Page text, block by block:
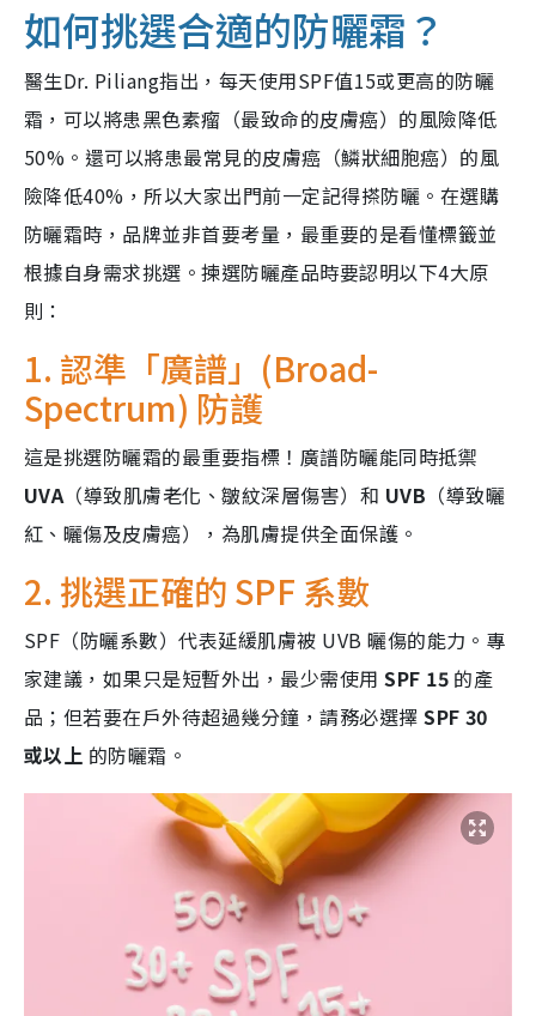
如何挑選合適的防曬霜？
醫生Dr. Piliang指出，每天使用SPF值15或更高的防曬
霜，可以將患黑色素瘤（最致命的皮膚癌）的風險降低
50%。還可以將患最常見的皮膚癌（鱗狀細胞癌）的風
險降低40%，所以大家出門前一定記得搽防曬。在選購
防曬霜時，品牌並非首要考量，最重要的是看懂標籤並
根據自身需求挑選。揀選防曬產品時要認明以下4大原
則：
1. 認準「廣譜」(Broad-
Spectrum) 防護
這是挑選防曬霜的最重要指標！廣譜防曬能同時抵禦
UVA（導致肌膚老化、皺紋深層傷害）和 UVB （導致曬
紅、曬傷及皮膚癌），為肌膚提供全面保護。
2. 挑選正確的 SPF 系數
SPF（防曬系數）代表延緩肌膚被 UVB 曬傷的能力。專
家建議，如果只是短暫外出，最少需使用SPF 15 的產
品；但若要在戶外待超過幾分鐘，請務必選擇SPF 30
或以上 的防曬霜。